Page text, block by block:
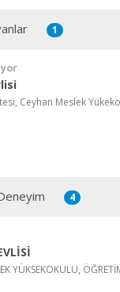
1
Ceyhan Meslek
4
YÜKSEKOKULU,